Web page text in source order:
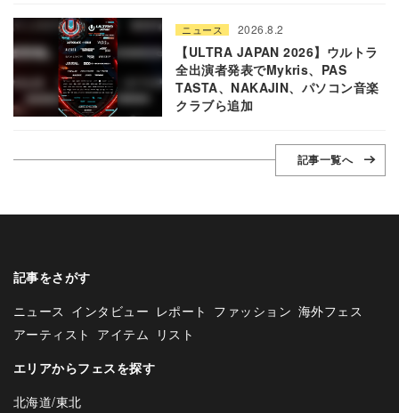
ニュース 2026.8.2
【ULTRA JAPAN 2026】ウルトラ
全出演者発表でMykris、PAS
TASTA、NAKAJIN、パソコン音楽
クラブら追加
記事一覧へ
記事をさがす
ニュース インタビュー レポート ファッション 海外フェス
アーティスト アイテム リスト
エリアからフェスを探す
北海道/東北